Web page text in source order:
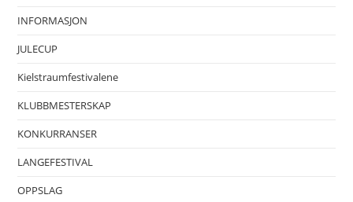
INFORMASJON
JULECUP
Kielstraumfestivalene
KLUBBMESTERSKAP
KONKURRANSER
LANGEFESTIVAL
OPPSLAG